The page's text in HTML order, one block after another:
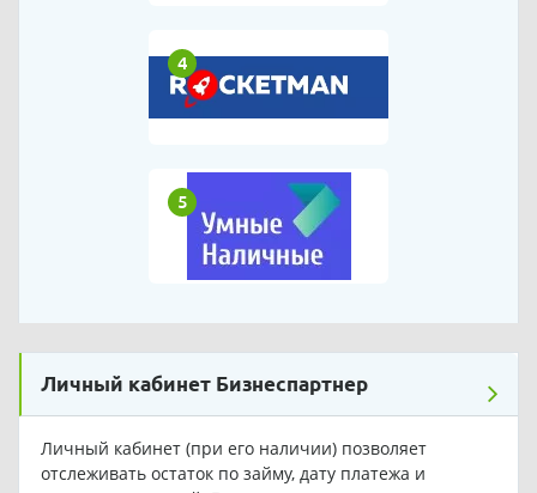
4
5
Личный кабинет Бизнеспартнер
Личный кабинет (при его наличии) позволяет
отслеживать остаток по займу, дату платежа и